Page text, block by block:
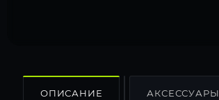
ОПИСАНИЕ АКСЕССУАРЫ